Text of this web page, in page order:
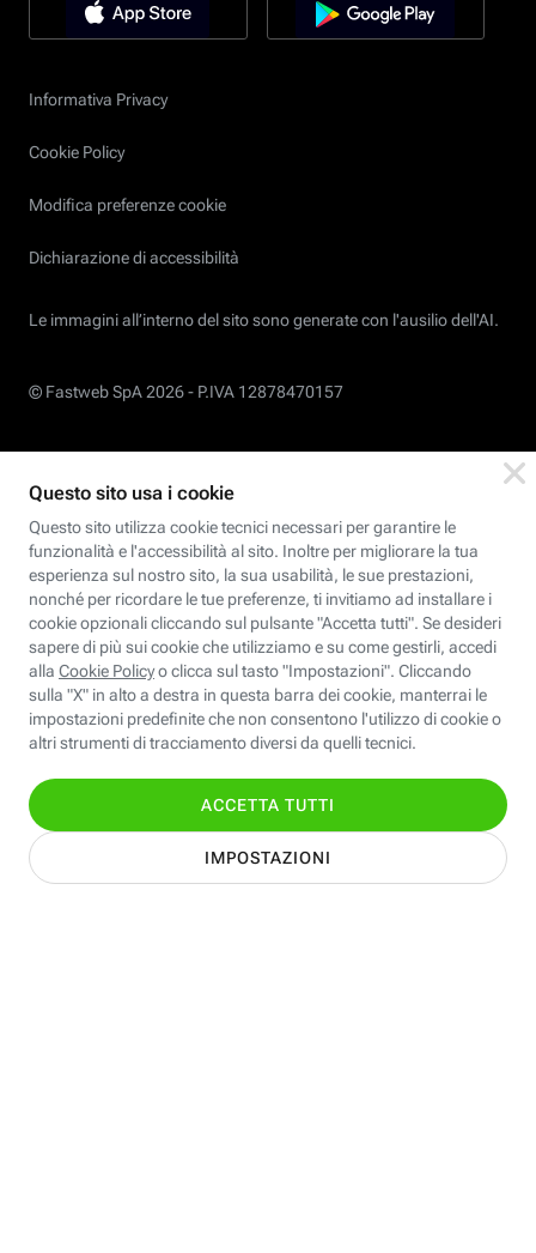
Informativa Privacy
Cookie Policy
Modifica preferenze cookie
Dichiarazione di accessibilità
Le immagini all’interno del sito sono generate con l'ausilio dell'AI.
© Fastweb SpA 2026 - P.IVA 12878470157